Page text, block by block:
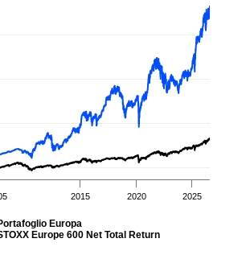
Europa
Europe 600 Net Total Return
2015 2020 2025